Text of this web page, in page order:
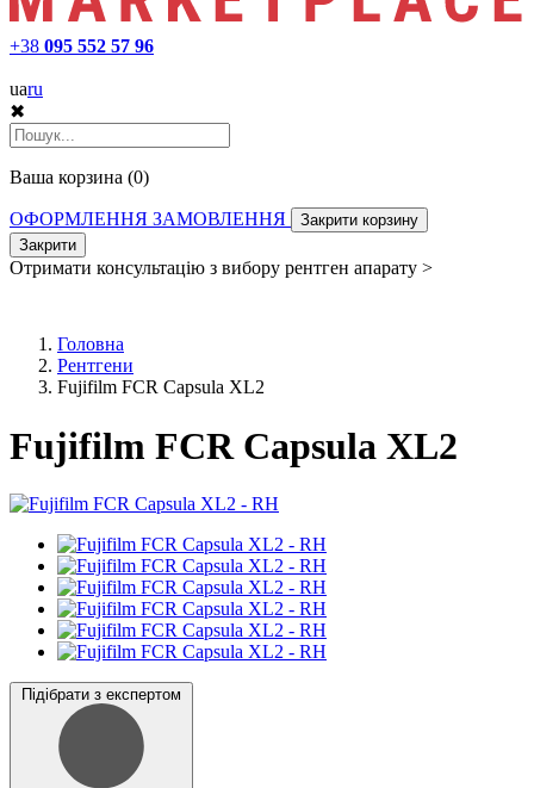
+38 095 552 57 96
uaru
✖
Ваша корзина (0)
ОФОРМЛЕННЯ ЗАМОВЛЕННЯ
Закрити корзину
Закрити
Отримати консультацію з вибору рентген апарату >
Головна
Рентгени
Fujifilm FCR Capsula XL2
Fujifilm FCR Capsula XL2
Підібрати з експертом